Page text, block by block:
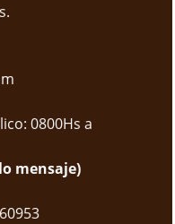
0800Hs a
mensaje)